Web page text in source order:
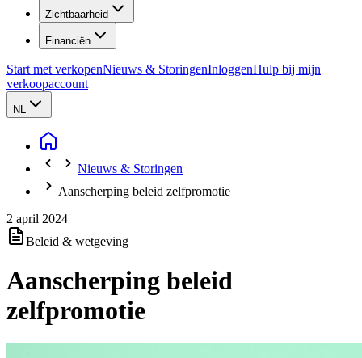
Zichtbaarheid
Financiën
Start met verkopenNieuws & StoringenInloggenHulp bij mijn
verkoopaccount
NL
Nieuws & Storingen
Aanscherping beleid zelfpromotie
2 april 2024
Beleid & wetgeving
Aanscherping beleid
zelfpromotie